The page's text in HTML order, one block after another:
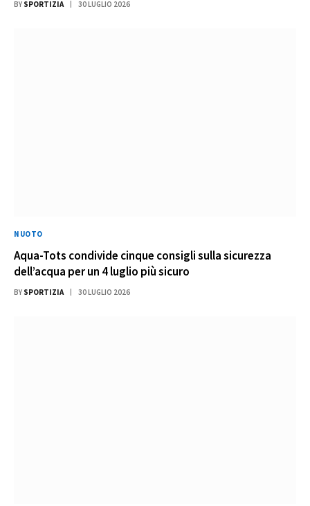
BY SPORTIZIA 30 LUGLIO 2026
NUOTO
Aqua-Tots condivide cinque consigli sulla sicurezza
dell’acqua per un 4 luglio più sicuro
BY SPORTIZIA 30 LUGLIO 2026